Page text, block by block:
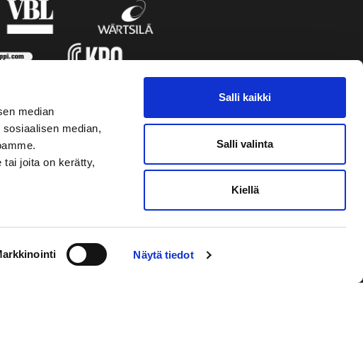
median
median,
tai joita on kerätty,
Näytä tiedot
Salli kaikki
Salli valinta
Kiellä
VAASAN SPORT UUTISKIRJE